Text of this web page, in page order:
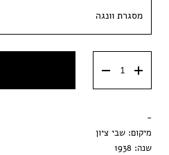
30x42 ס״מ
40x60 ס״מ
50x70 ס״מ
מסגרת וונגה
מסגרת שחורה
הדפסה בלבד
-
מיקום: שבי ציון
שנה: 1938